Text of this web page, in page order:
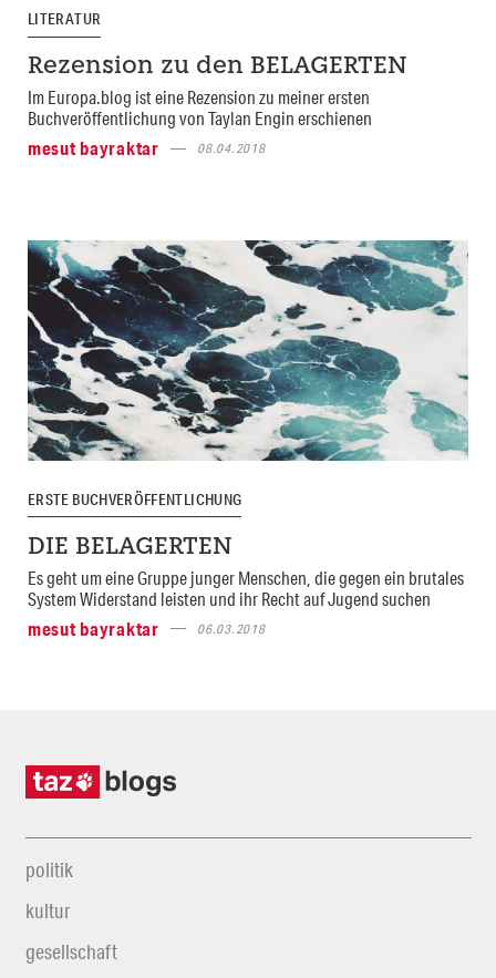
LITERATUR
Rezension zu den BELAGERTEN
Im Europa.blog ist eine Rezension zu meiner ersten
Buchveröffentlichung von Taylan Engin erschienen
mesut bayraktar
08.04.2018
ERSTE BUCHVERÖFFENTLICHUNG
DIE BELAGERTEN
Es geht um eine Gruppe junger Menschen, die gegen ein brutales
System Widerstand leisten und ihr Recht auf Jugend suchen
mesut bayraktar
06.03.2018
politik
kultur
gesellschaft